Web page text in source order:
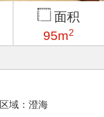
面积
95m2
区域：澄海